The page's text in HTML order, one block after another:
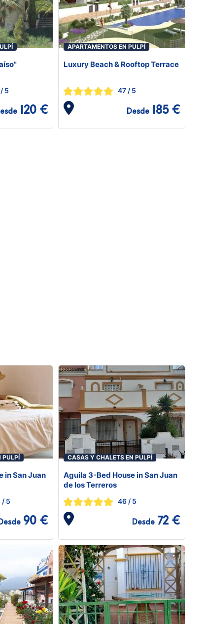
/ 5
120 €
APARTAMENTOS EN PULPÍ
Luxury Beach & Rooftop Terrace
47/ 5
Desde 185 €
PULPÍ
in San Juan
/ 5
Desde 90 €
CASAS Y CHALETS EN PULPÍ
Aguila 3-Bed House in San Juan
de los Terreros
46/ 5
Desde 72 €